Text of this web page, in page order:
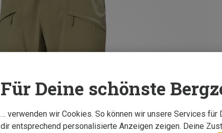
Für Deine schönste
… verwenden wir Cookies. So können wir unsere Services für
dir entsprechend personalisierte Anzeigen zeigen. Deine